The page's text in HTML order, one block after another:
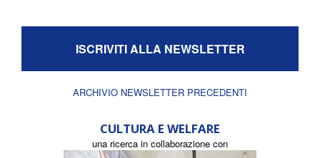
ISCRIVITI ALLA NEWSLETTER
ARCHIVIO NEWSLETTER PRECEDENTI
CULTURA E WELFARE
una ricerca in collaborazione con